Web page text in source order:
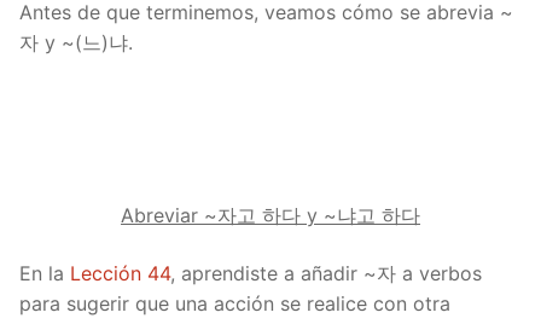
Antes de que terminemos, veamos cómo se abrevia ~
자 y ~(느)냐.
Abreviar ~자고 하다 y ~냐고 하다
En la Lección 44, aprendiste a añadir ~자 a verbos
para sugerir que una acción se realice con otra